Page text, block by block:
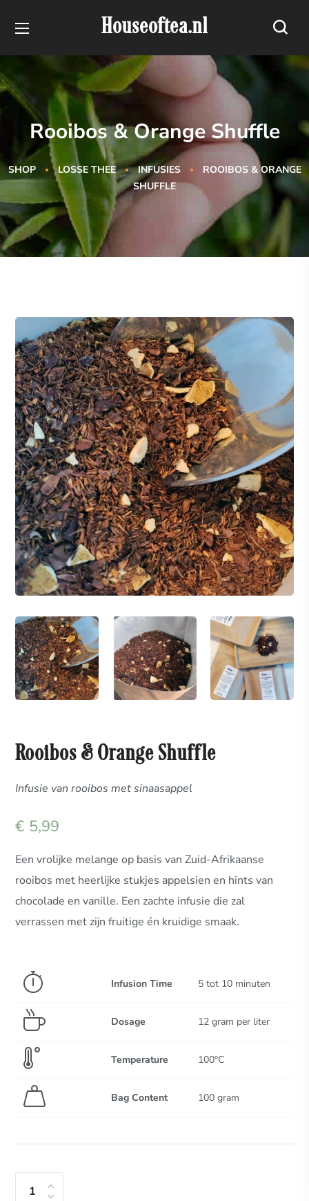
Houseoftea.nl
Rooibos & Orange Shuffle
SHOP LOSSE THEE INFUSIES
ROOIBOS & ORANGE
SHUFFLE
Rooibos & Orange Shuffle
Infusie van rooibos met sinaasappel
€ 5,99
Een vrolijke melange op basis van Zuid-Afrikaanse
rooibos met heerlijke stukjes appelsien en hints van
chocolade en vanille. Een zachte infusie die zal
verrassen met zijn fruitige én kruidige smaak.
Infusion Time 5 tot 10 minuten
Dosage 12 gram per liter
Temperature 100°C
Bag Content 100 gram